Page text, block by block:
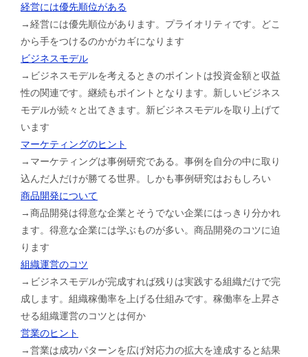
経営には優先順位がある
→経営には優先順位があります。プライオリティです。どこ
から手をつけるのかがカギになります
ビジネスモデル
→ビジネスモデルを考えるときのポイントは投資金額と収益
性の関連です。継続もポイントとなります。新しいビジネス
モデルが続々と出てきます。新ビジネスモデルを取り上げて
います
マーケティングのヒント
→マーケティングは事例研究である。事例を自分の中に取り
込んだ人だけが勝てる世界。しかも事例研究はおもしろい
商品開発について
→商品開発は得意な企業とそうでない企業にはっきり分かれ
ます。得意な企業には学ぶものが多い。商品開発のコツに迫
ります
組織運営のコツ
→ビジネスモデルが完成すれば残りは実践する組織だけで完
成します。組織稼働率を上げる仕組みです。稼働率を上昇さ
せる組織運営のコツとは何か
営業のヒント
→営業は成功パターンを広げ対応力の拡大を達成すると結果